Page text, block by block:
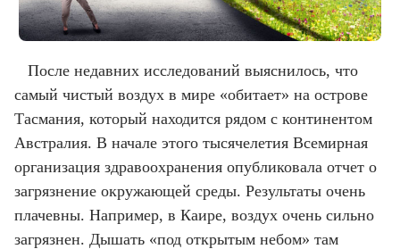
После недавних исследований выяснилось, что
самый чистый воздух в мире «обитает» на острове
Тасмания, который находится рядом с континентом
Австралия. В начале этого тысячелетия Всемирная
организация здравоохранения опубликовала отчет о
загрязнение окружающей среды. Результаты очень
плачевны. Например, в Каире, воздух очень сильно
загрязнен. Дышать «под открытым небом» там